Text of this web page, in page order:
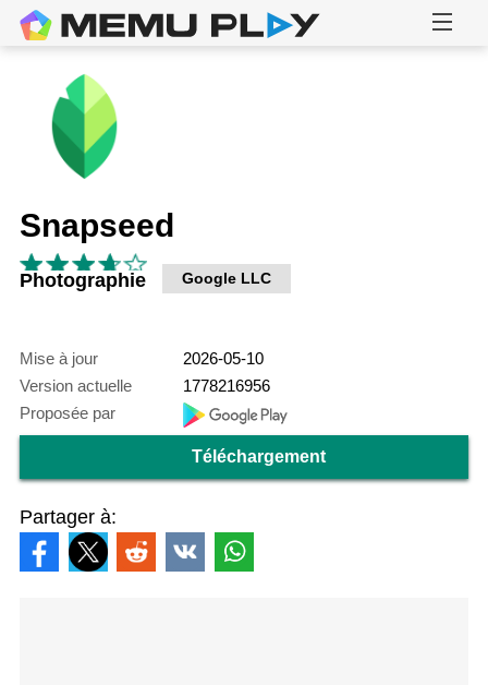
Snapseed
Photographie Google LLC
Mise à jour
2026-05-10
Version actuelle
1778216956
Proposée par
Téléchargement
Partager à: